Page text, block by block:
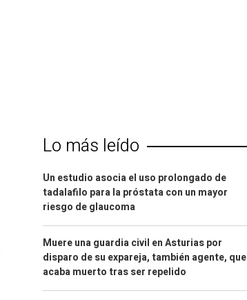
Lo más leído
Un estudio asocia el uso prolongado de
tadalafilo para la próstata con un mayor
riesgo de glaucoma
Muere una guardia civil en Asturias por
disparo de su expareja, también agente, que
acaba muerto tras ser repelido